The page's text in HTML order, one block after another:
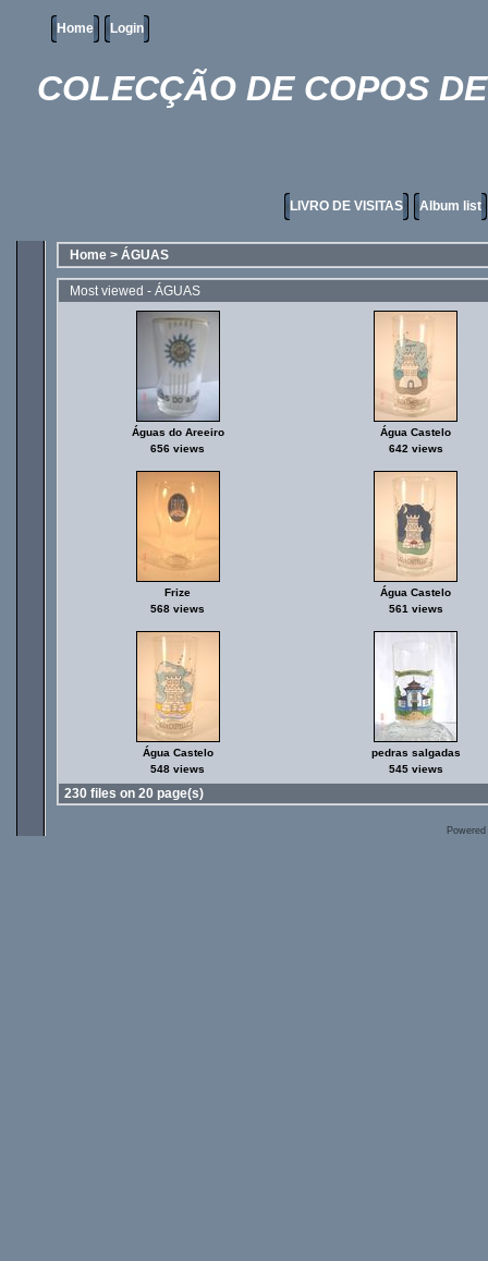
Home Login
COLECÇÃO DE COPOS
LIVRO DE VISITAS Album list
Home > ÁGUAS
Most viewed - ÁGUAS
Águas do Areeiro
656 views
Água Castelo
642 views
Frize
568 views
Água Castelo
561 views
Água Castelo
548 views
pedras salgadas
545 views
230 files on 20 page(s)